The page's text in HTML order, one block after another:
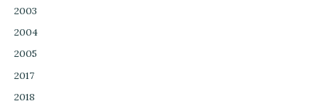
2003
2004
2005
2017
2018